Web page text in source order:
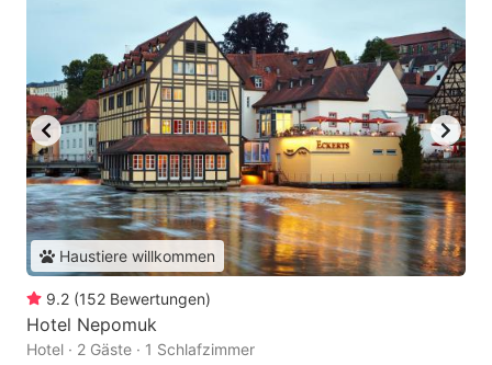
Haustiere willkommen
9.2 (152 Bewertungen)
Hotel Nepomuk
Hotel · 2 Gäste · 1 Schlafzimmer